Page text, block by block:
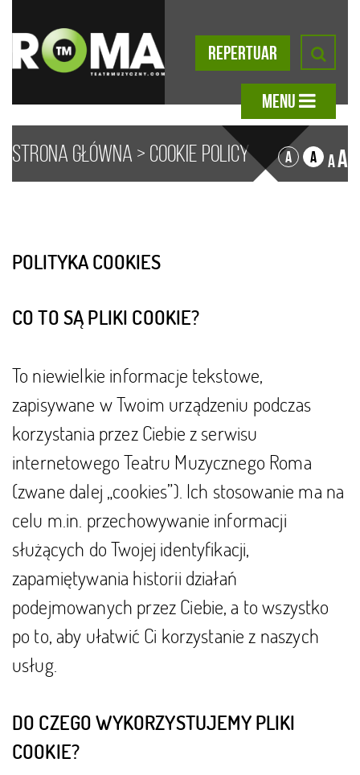
REPERTUAR
MENU
Strona główna > Cookie Policy A A AA
POLITYKA COOKIES
CO TO SĄ PLIKI COOKIE?
To niewielkie informacje tekstowe,
zapisywane w Twoim urządzeniu podczas
korzystania przez Ciebie z serwisu
internetowego Teatru Muzycznego Roma
(zwane dalej „cookies”). Ich stosowanie ma na
celu m.in. przechowywanie informacji
służących do Twojej identyfikacji,
zapamiętywania historii działań
podejmowanych przez Ciebie, a to wszystko
po to, aby ułatwić Ci korzystanie z naszych
usług.
DO CZEGO WYKORZYSTUJEMY PLIKI
COOKIE?